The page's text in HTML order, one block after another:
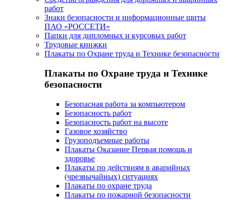
работ
Знаки безопасности и информационные щиты
ПАО «РОССЕТИ»
Папки для дипломных и курсовых работ
Трудовые книжки
Плакаты по Охране труда и Технике безопасности
Плакаты по Охране труда и Технике
безопасности
Безопасная работа за компьютером
Безопасность работ
Безопасность работ на высоте
Газовое хозяйство
Грузоподъемные работы
Плакаты Оказание Первая помощь и
здоровье
Плакаты по действиям в аварийных
(чрезвычайных) ситуациях
Плакаты по охране труда
Плакаты по пожарной безопасности